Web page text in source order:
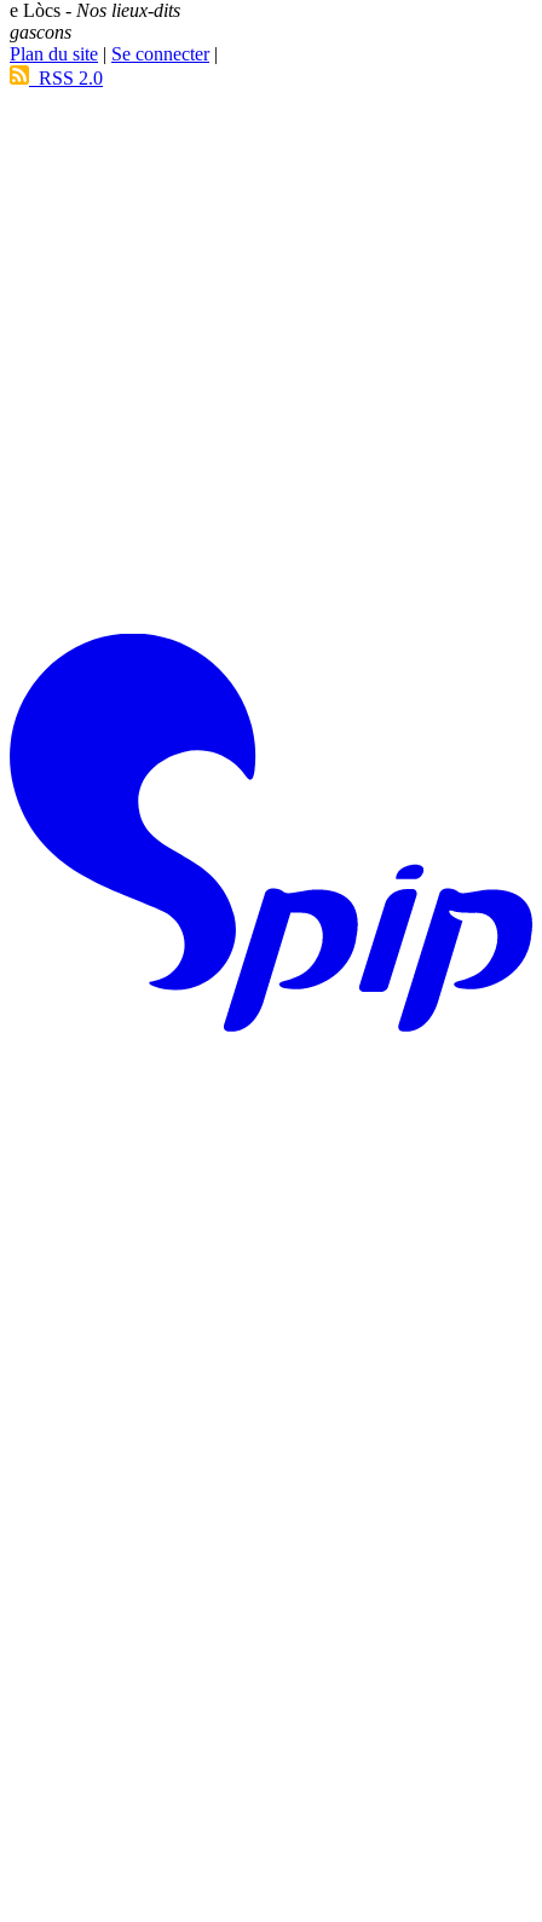
e Lòcs - Nos lieux-dits
gascons
Plan du site | Se connecter|
RSS 2.0